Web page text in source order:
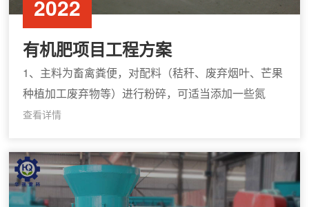
有机肥项目工程方案
1、主料为畜禽粪便，对配料（秸秆、废弃烟叶、芒果
种植加工废弃物等）进行粉碎，可适当添加一些氮
素、磷矿粉等。调节物料的养分和碳氮比、碳磷比、
30。
查看详情
2022